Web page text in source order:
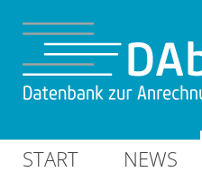
START NEWS